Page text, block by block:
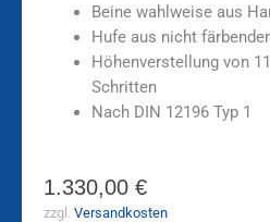
Beine wahlweise aus
Hufe aus nicht
Höhenverstellung von
Schritten
Nach DIN 12196 Typ 1
1.330,00 €
zzgl. Versandkosten